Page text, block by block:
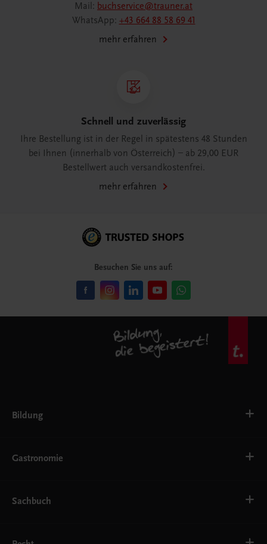
Mail: buchservice@trauner.at
WhatsApp: +43 664 88 58 69 41
mehr erfahren
Schnell und zuverlässig
Ihre Bestellung ist in der Regel in spätestens 48 Stunden
bei Ihnen (innerhalb von Österreich) – ab 29,00 EUR
Bestellwert auch versandkostenfrei.
mehr erfahren
Besuchen Sie uns auf:
Bildung
AHS
EWF/ZWF
FW
Gastronomie
Getränke
Service
Sachbuch